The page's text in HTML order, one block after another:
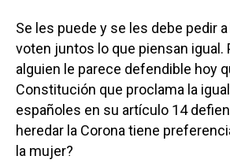
Se les puede y se les debe pedir
voten juntos lo que piensan igual.
alguien le parece defendible hoy
Constitución que proclama la
españoles en su artículo 14
heredar la Corona tiene
la mujer?